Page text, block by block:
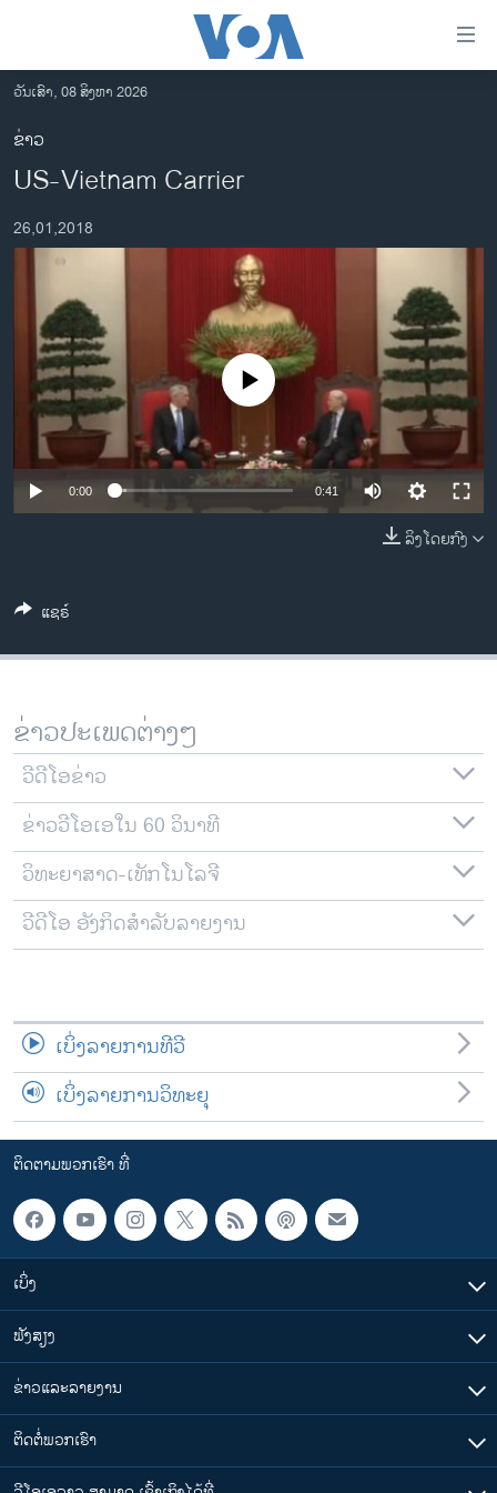
ເຂົ້າ
ຫາ
ຂ້າມ
ຂ້າມ
ໄປ
ອາເມຣິກາ
ການເລືອກຕັ້ງ ປະທານາທີບໍດີ ສະຫະລັດ 2024
ໂລກ
ເອເຊຍ
ອິດສະຫຼະພາບດ້ານການຂ່າວ
ຊີວິດຊາວລາວ
ຊຸມຊົນຊາວລາວ
ວິທະຍາສາດ-ເທັກໂນໂລຈີ
ພາສາອັງກິດ
ລາຍການກະຈາຍສຽງ
ລາຍງານ
ຕິດຕາມພວກເຮົາ ທີ່
ພາສາຕ່າງໆ
ວັນເສົາ, 08 ສິງຫາ 2026
ຂ່າວ
US-Vietnam Carrier
26,01,2018
No media source currently available
0:00 0:41
ລິງໂດຍກົງ
ແຊຣ໌
ຂ່າວປະເພດຕ່າງໆ
ວີດີໂອຂ່າວ
ຂ່າວວີໂອເອໃນ 60 ວິນາທີ
ວິທະຍາສາດ-ເທັກໂນໂລຈີ
ວີດີໂອ ອັງກິດສຳລັບລາຍງານ
ເບິ່ງລາຍການທີວີ
ເບິ່ງລາຍການວິທະຍຸ
ຕິດຕາມພວກເຮົາ ທີ່
ເບິ່ງ
ຟັງສຽງ
ຂ່າວແລະລາຍງານ
ຕິດຕໍ່ພວກເຮົາ